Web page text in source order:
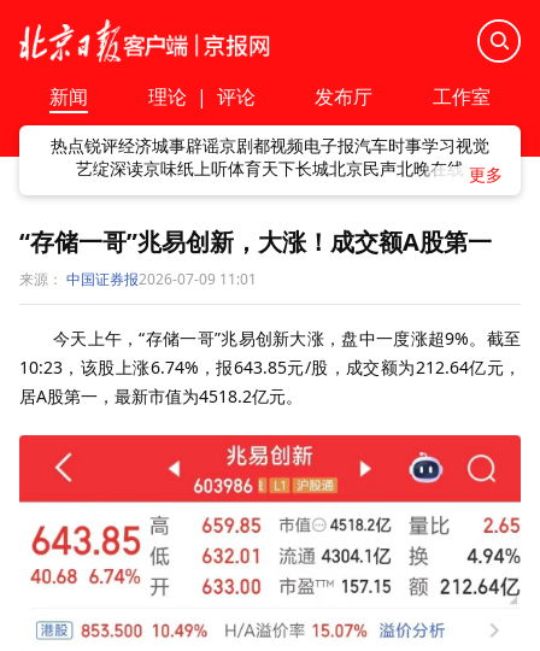
新闻 理论 | 评论 发布厅 工作室
热点锐评经济城事辟谣京剧都视频电子报汽车时事学习视觉
艺绽深读京味纸上听体育天下长城北京民声北晚在线
“存储一哥”兆易创新，大涨！成交额A股第一
来源： 中国证券报2026-07-09 11:01
今天上午，“存储一哥”兆易创新大涨，盘中一度涨超9%。截至
10:23，该股上涨6.74%，报643.85元/股，成交额为212.64亿元，
居A股第一，最新市值为4518.2亿元。